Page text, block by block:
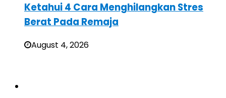
Ketahui 4 Cara Menghilangkan Stres
Berat Pada Remaja
August 4, 2026